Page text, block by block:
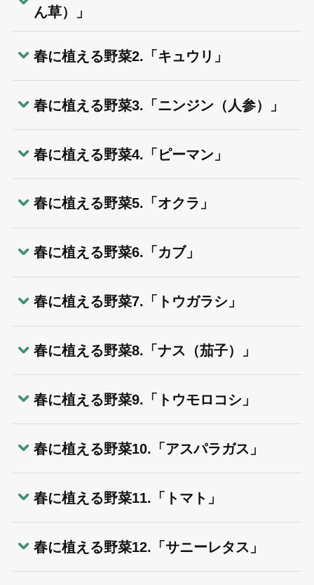
ん草）」
春に植える野菜2.「キュウリ」
春に植える野菜3.「ニンジン（人参）」
春に植える野菜4.「ピーマン」
春に植える野菜5.「オクラ」
春に植える野菜6.「カブ」
春に植える野菜7.「トウガラシ」
春に植える野菜8.「ナス（茄子）」
春に植える野菜9.「トウモロコシ」
春に植える野菜10.「アスパラガス」
春に植える野菜11.「トマト」
春に植える野菜12.「サニーレタス」